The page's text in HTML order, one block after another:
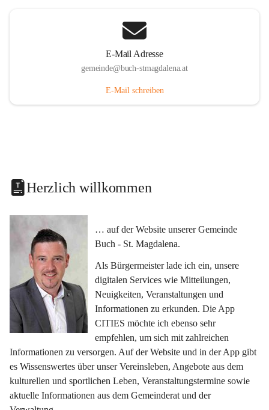
E-Mail Adresse
gemeinde@buch-stmagdalena.at
E-Mail schreiben
Herzlich willkommen
… auf der Website unserer Gemeinde
Buch - St. Magdalena.
Als Bürgermeister lade ich ein, unsere
digitalen Services wie Mitteilungen,
Neuigkeiten, Veranstaltungen und
Informationen zu erkunden. Die App
CITIES möchte ich ebenso sehr
empfehlen, um sich mit zahlreichen
Informationen zu versorgen. Auf der Website und in der App gibt
es Wissenswertes über unser Vereinsleben, Angebote aus dem
kulturellen und sportlichen Leben, Veranstaltungstermine sowie
aktuelle Informationen aus dem Gemeinderat und der